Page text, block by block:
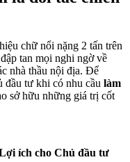
chữ nổi nặng 2 tấn trên
tan mọi nghi ngờ về
nhà thầu nội địa. Để
đầu tư khi có nhu cầu làm
sở hữu những giá trị cốt
ích cho Chủ đầu tư